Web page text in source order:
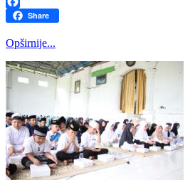
Facebook
Share
Opširnije...